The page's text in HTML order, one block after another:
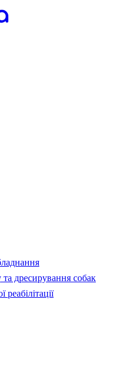
дресирування собак